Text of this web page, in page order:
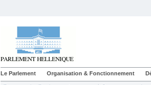
Le Parlement Organisation & Fonctionnement